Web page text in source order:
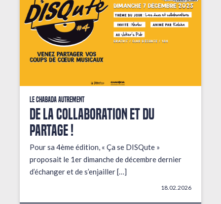
Le Chabada autrement
De la collaboration et du
partage !
Pour sa 4ème édition, « Ça se DISQute »
proposait le 1er dimanche de décembre dernier
d’échanger et de s’enjailler […]
18.02.2026